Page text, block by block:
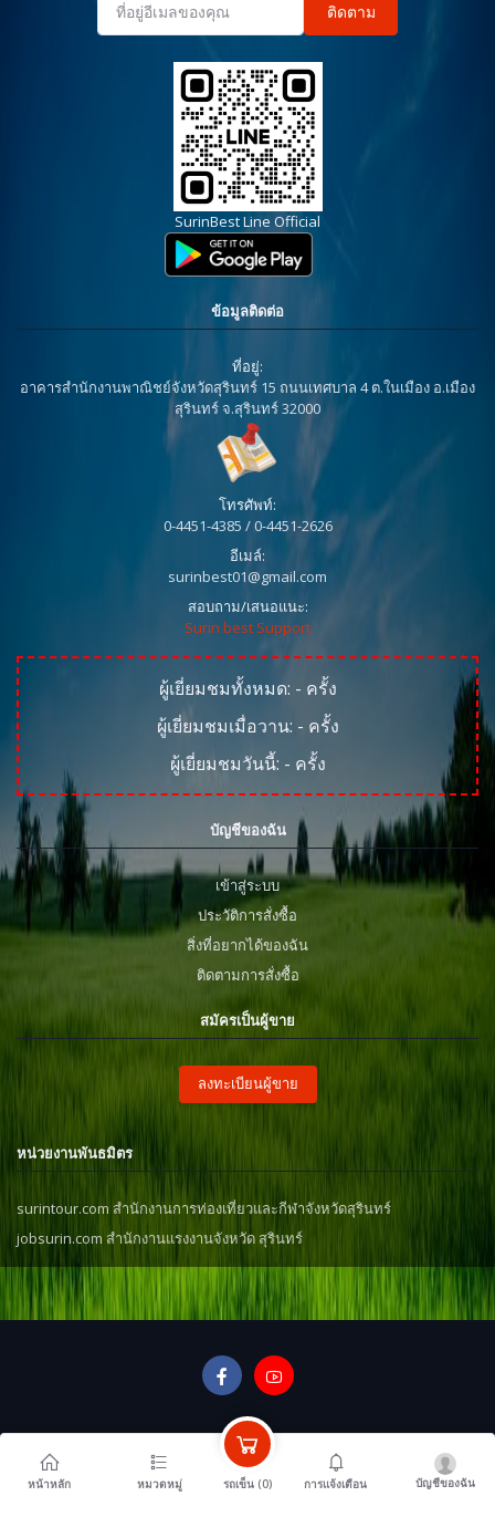
ติดตาม
SurinBest Line Official
ข้อมูลติดต่อ
ที่อยู่:
อาคารสำนักงานพาณิชย์จังหวัดสุรินทร์ 15 ถนนเทศบาล 4 ต.ในเมือง อ.เมือง
สุรินทร์ จ.สุรินทร์ 32000
โทรศัพท์:
0-4451-4385 / 0-4451-2626
อีเมล์:
surinbest01@gmail.com
สอบถาม/เสนอแนะ:
Surin best Support
ผู้เยี่ยมชมทั้งหมด: - ครั้ง
ผู้เยี่ยมชมเมื่อวาน: - ครั้ง
ผู้เยี่ยมชมวันนี้: - ครั้ง
บัญชีของฉัน
เข้าสู่ระบบ
ประวัติการสั่งซื้อ
สิ่งที่อยากได้ของฉัน
ติดตามการสั่งซื้อ
สมัครเป็นผู้ขาย
ลงทะเบียนผู้ขาย
หน่วยงานพันธมิตร
surintour.com สำนักงานการท่องเที่ยวและกีฬาจังหวัดสุรินทร์
jobsurin.com สำนักงานแรงงานจังหวัด สุรินทร์
หน้าหลัก หมวดหมู่ รถเข็น (0) การแจ้งเตือน บัญชีของฉัน